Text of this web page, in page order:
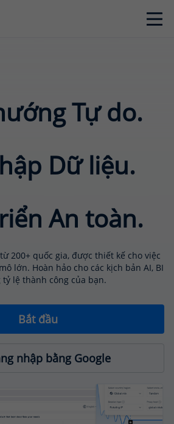
Tự do.
Dữ liệu.
An toàn.
200+ quốc gia, được thiết kế cho việc
lớn. Hoàn hảo cho các kịch bản AI, BI
tỷ lệ thành công của bạn.
Bắt đầu
nhập bằng Google